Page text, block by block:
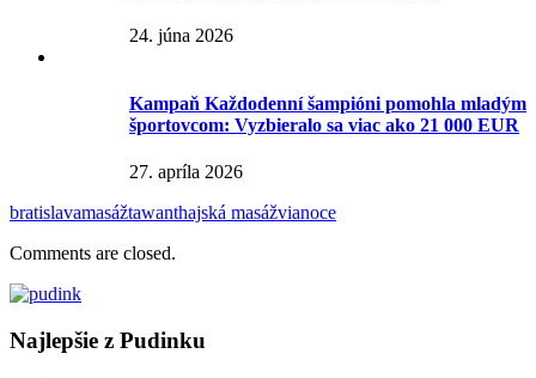
24. júna 2026
Kampaň Každodenní šampióni pomohla mladým
športovcom: Vyzbieralo sa viac ako 21 000 EUR
27. apríla 2026
bratislavamasážtawanthajská masážvianoce
Comments are closed.
Najlepšie z Pudinku